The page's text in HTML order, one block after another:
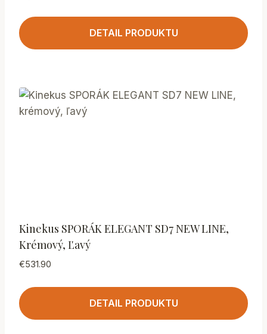
DETAIL PRODUKTU
Kinekus SPORÁK ELEGANT SD7 NEW LINE,
Krémový, Ľavý
€531.90
DETAIL PRODUKTU